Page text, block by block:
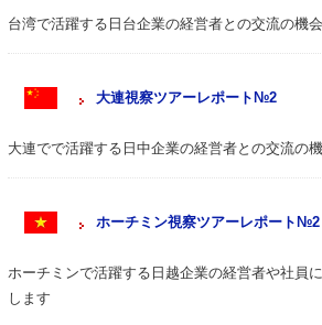
台湾で活躍する日台企業の経営者との交流の機
大連視察ツアーレポート№2
大連でで活躍する日中企業の経営者との交流の
ホーチミン視察ツアーレポート№2
ホーチミンで活躍する日越企業の経営者や社員
します